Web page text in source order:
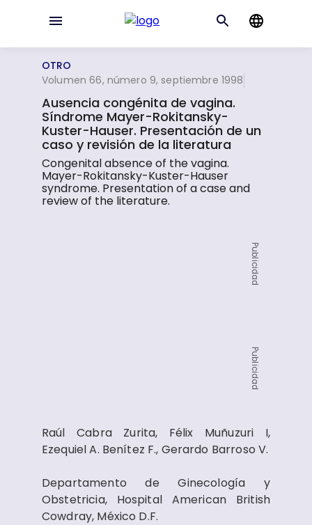
OTRO
Volumen 66, número 9, septiembre 1998
Ausencia congénita de vagina.
Síndrome Mayer-Rokitansky-
Kuster-Hauser. Presentación de un
caso y revisión de la literatura
Congenital absence of the vagina.
Mayer-Rokitansky-Kuster-Hauser
syndrome. Presentation of a case and
review of the literature.
Publicidad
Publicidad
Raúl Cabra Zurita, Félix Muñuzuri I,
Ezequiel A. Benítez F., Gerardo Barroso V.
Departamento de Ginecología y
Obstetricia, Hospital American British
Cowdray, México D.F.